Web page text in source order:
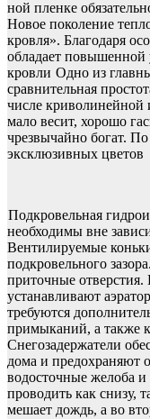
ной пленке
Новое поколение
кровля». Благодаря
обладает повышенной
кровли Одно из
сравнительная
числе
мало весит, хорошо
чрезвычайно богат.
эксклюзивных цветов
Подкровельная
необходимы вне
Вентилируемые
подкровельного
приточные отверстия.
устанавливают
требуются
примыканий, а также
Снегозадержатели
дома и предохраняют
водосточные желоба
проводить как снизу,
мешает дождь, а во